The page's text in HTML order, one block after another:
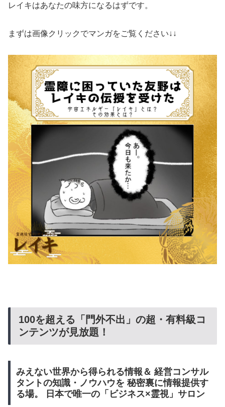
​レイキはあなたの味方になるはずです。
​まずは画像クリックでマンガをご覧ください↓↓
​100を超える「門外不出」の超・有料級コ
ンテンツが見放題！
みえない世界から得られる情報＆ 経営コンサル
タントの知識・ノウハウを 秘密裏に情報提供す
る場。 日本で唯一の「ビジネス×霊視」サロン